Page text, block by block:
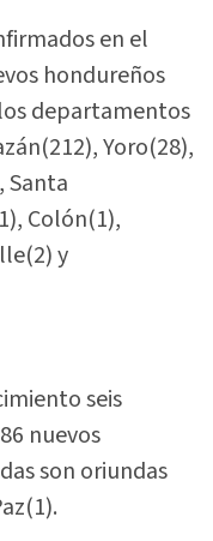
en el
hondureños
departamentos
Yoro(28),
Santa
Colón(1),
y
seis
nuevos
son oriundas